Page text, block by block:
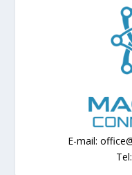
E-mail: